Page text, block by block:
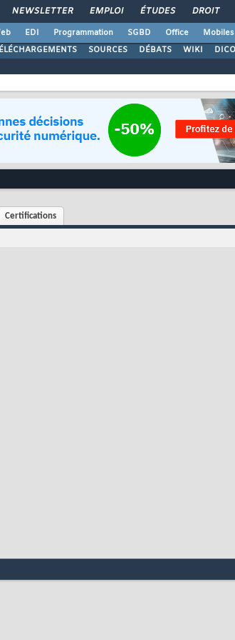
NEWSLETTER EMPLOI ÉTUDES DROIT
EDI Programmation SGBD Office Mobiles
SOURCES DÉBATS WIKI DICO
Certifications